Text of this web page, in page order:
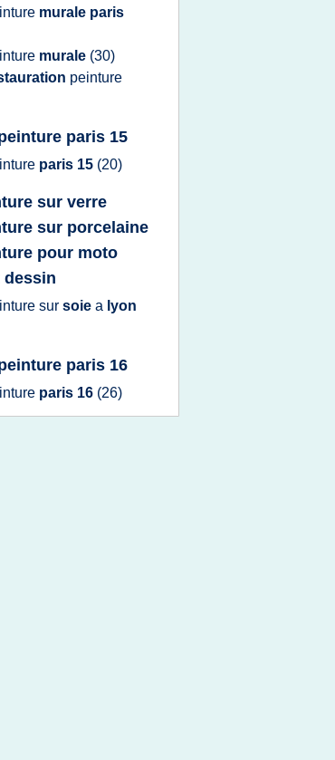
murale paris
murale (30)
peinture
paris 15
paris 15 (20)
sur verre
sur porcelaine
pour moto
dessin
sur soie a lyon
paris 16
paris 16 (26)